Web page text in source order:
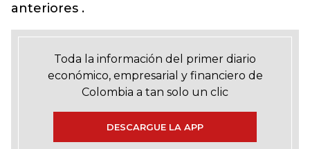
anteriores .
Toda la información del primer diario
económico, empresarial y financiero de
Colombia a tan solo un clic
DESCARGUE LA APP